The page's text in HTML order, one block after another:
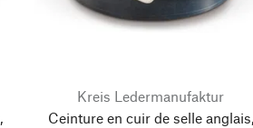
Kreis Ledermanufaktur
Ceinture en cuir de selle anglais,